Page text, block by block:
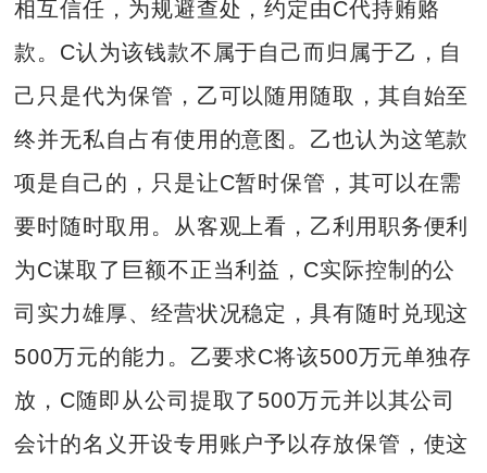
相互信任，为规避查处，约定由C代持贿赂
款。C认为该钱款不属于自己而归属于乙，自
己只是代为保管，乙可以随用随取，其自始至
终并无私自占有使用的意图。乙也认为这笔款
项是自己的，只是让C暂时保管，其可以在需
要时随时取用。从客观上看，乙利用职务便利
为C谋取了巨额不正当利益，C实际控制的公
司实力雄厚、经营状况稳定，具有随时兑现这
500万元的能力。乙要求C将该500万元单独存
放，C随即从公司提取了500万元并以其公司
会计的名义开设专用账户予以存放保管，使这